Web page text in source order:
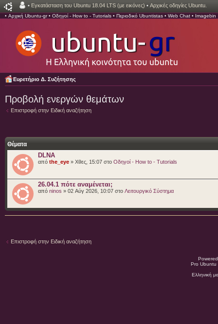
• Εγκατάσταση του Ubuntu 18.04 LTS (με εικόνες) • Αρχικές οδηγίες Ubuntu.
• Αρχική Ubuntu-gr• Οδηγοί - How to - Tutorials • Περιοδικό Ubuntistas • Web Chat • Imagebin
Ευρετήριο Δ. Συζήτησης
Προβολή ενεργών θεμάτων
Επιστροφή στην Ειδική αναζήτηση
Θέματα
DLNA
από the_eye » Χθες, 15:07 στο Οδηγοί - How to - Tutorials
26.04.1 πότε αναμένεται;
από ninos » 02 Αύγ 2026, 10:07 στο Λειτουργικό Σύστημα
Επιστροφή στην Ειδική αναζήτηση
Pro
Ελληνική